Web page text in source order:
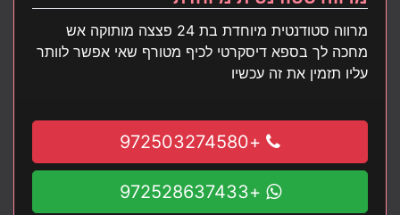
מרווה סטודנטית מיוחדת בת 24 פצצה מותוקה אש
מחכה לך בספא דיסקרטי לכיף מטורף שאי אפשר לוותר
עליו תזמין את זה עכשיו
+972503274580
+972528637433